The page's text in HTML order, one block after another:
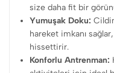
size daha fit bir
Yumuşak Doku:
hareket imkanı
hissettirir.
Konforlu Antrenman: